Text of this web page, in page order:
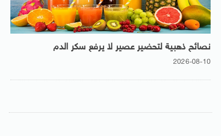
نصائح ذهبية لتحضير عصير لا يرفع سكر الدم
2026-08-10